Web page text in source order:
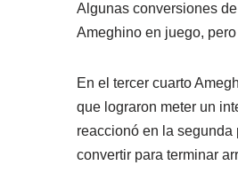
Algunas conversiones
Ameghino en juego,
En el tercer cuarto
que lograron meter un
reaccionó en la
convertir para terminar